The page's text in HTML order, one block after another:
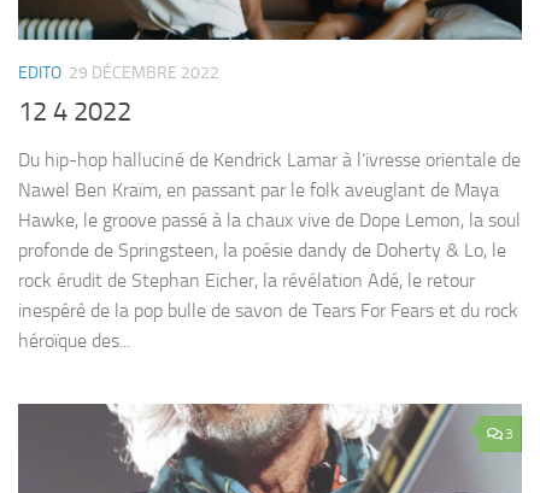
EDITO 29 DÉCEMBRE 2022
12 4 2022
Du hip-hop halluciné de Kendrick Lamar à l’ivresse orientale de
Nawel Ben Kraïm, en passant par le folk aveuglant de Maya
Hawke, le groove passé à la chaux vive de Dope Lemon, la soul
profonde de Springsteen, la poésie dandy de Doherty & Lo, le
rock érudit de Stephan Eicher, la révélation Adé, le retour
inespéré de la pop bulle de savon de Tears For Fears et du rock
héroïque des...
3